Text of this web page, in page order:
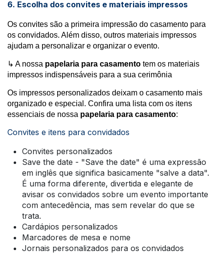
6. Escolha dos convites e materiais impressos
Os convites são a primeira impressão do casamento para
os convidados. Além disso, outros materiais impressos
ajudam a personalizar e organizar o evento.
↳ A nossa papelaria para casamento tem os materiais
impressos indispensáveis para a sua cerimônia
Os impressos personalizados deixam o casamento mais
organizado e especial. Confira uma lista com os itens
essenciais de nossa papelaria para casamento:
Convites e itens para convidados
Convites personalizados
Save the date - "Save the date" é uma expressão
em inglês que significa basicamente "salve a data".
É uma forma diferente, divertida e elegante de
avisar os convidados sobre um evento importante
com antecedência, mas sem revelar do que se
trata.
Cardápios personalizados
Marcadores de mesa e nome
Jornais personalizados para os convidados